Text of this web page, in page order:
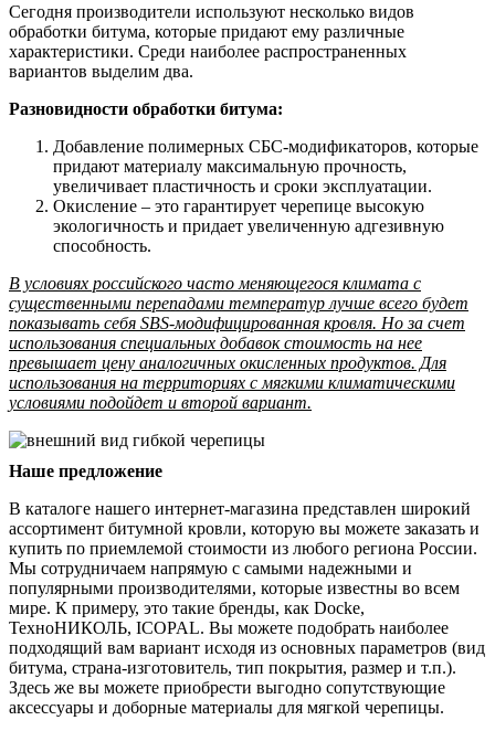
Сегодня производители используют несколько видов
обработки битума, которые придают ему различные
характеристики. Среди наиболее распространенных
вариантов выделим два.
Разновидности обработки битума:
Добавление полимерных СБС-модификаторов, которые
придают материалу максимальную прочность,
увеличивает пластичность и сроки эксплуатации.
Окисление – это гарантирует черепице высокую
экологичность и придает увеличенную адгезивную
способность.
В условиях российского часто меняющегося климата с
существенными перепадами температур лучше всего будет
показывать себя SBS-модифицированная кровля. Но за счет
использования специальных добавок стоимость на нее
превышает цену аналогичных окисленных продуктов. Для
использования на территориях с мягкими климатическими
условиями подойдет и второй вариант.
Наше предложение
В каталоге нашего интернет-магазина представлен широкий
ассортимент битумной кровли, которую вы можете заказать и
купить по приемлемой стоимости из любого региона России.
Мы сотрудничаем напрямую с самыми надежными и
популярными производителями, которые известны во всем
мире. К примеру, это такие бренды, как Docke,
ТехноНИКОЛЬ, ICOPAL. Вы можете подобрать наиболее
подходящий вам вариант исходя из основных параметров (вид
битума, страна-изготовитель, тип покрытия, размер и т.п.).
Здесь же вы можете приобрести выгодно сопутствующие
аксессуары и доборные материалы для мягкой черепицы.